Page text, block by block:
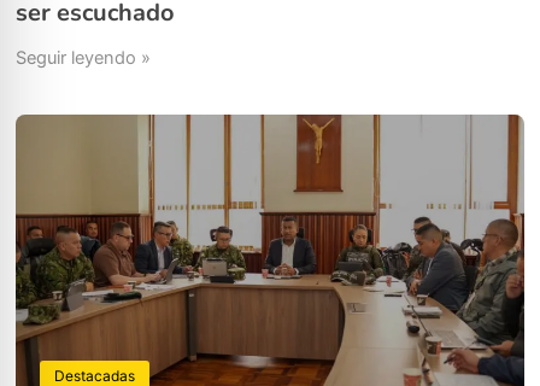
ser escuchado
Seguir leyendo »
Destacadas